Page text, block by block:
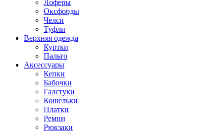
Лоферы
Оксфорды
Челси
Туфли
Верхняя одежда
Куртки
Пальто
Аксессуары
Кепки
Бабочки
Галстуки
Кошельки
Платки
Ремни
Рюкзаки